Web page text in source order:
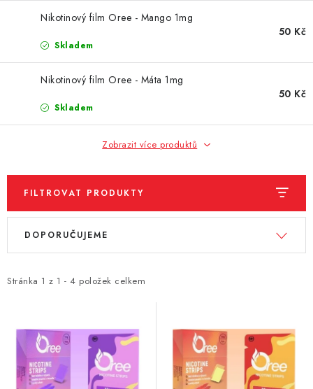
ATOMIZÉRY A CARTRIDGE
BATERIE A NABÍJEČKY
JEDNORÁZOVÉ A DOBÍJECÍ E-CIGARETY
Vše o nákupu Jak reklamovat či vrátit zboží
Recenze
Kontakty
Prodejny Volná místa
Nikotinový film Oree - Mango 1mg
Skladem
50 Kč
Nikotinový film Oree - Máta 1mg
Skladem
50 Kč
Zobrazit více produktů
FILTROVAT PRODUKTY
V
i
p
d
Stránka 1 z 1 - 4 položek celkem
Ř
e
DOPORUČUJEME